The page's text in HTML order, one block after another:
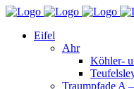
Eifel
Ahr
Köhler-
Traumpfade A